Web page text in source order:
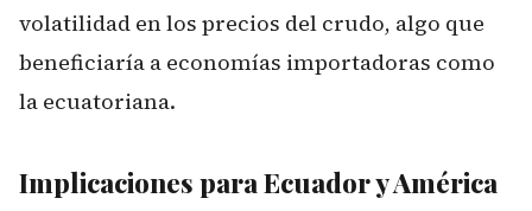
volatilidad en los precios del crudo, algo que
beneficiaría a economías importadoras como
la ecuatoriana.
Implicaciones para Ecuador y América